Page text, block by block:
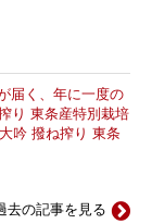
届く、年に一度の
り 東条産特別栽培
吟 撥ね搾り 東条
去の記事を見る